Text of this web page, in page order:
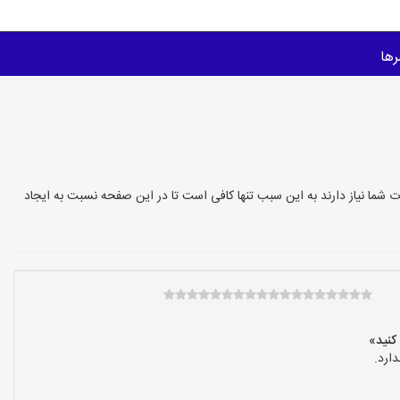
شما نیاز دارند به این سبب تنها کافی است تا در این صفحه نسبت به ایجاد